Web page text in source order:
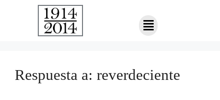
Respuesta a: reverdeciente